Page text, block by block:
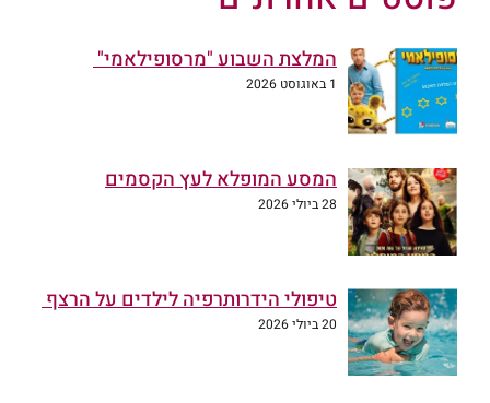
המלצת השבוע "מרסופילאמי"
1 באוגוסט 2026
המסע המופלא לעץ הקסמים
28 ביולי 2026
טיפולי הידרותרפיה לילדים על הרצף
20 ביולי 2026